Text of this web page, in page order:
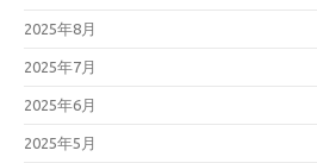
2025年8月
2025年7月
2025年6月
2025年5月